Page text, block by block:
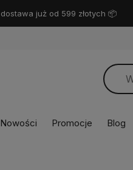
Miło Cię widzieć! ❤️
Nowości Promocje Blog